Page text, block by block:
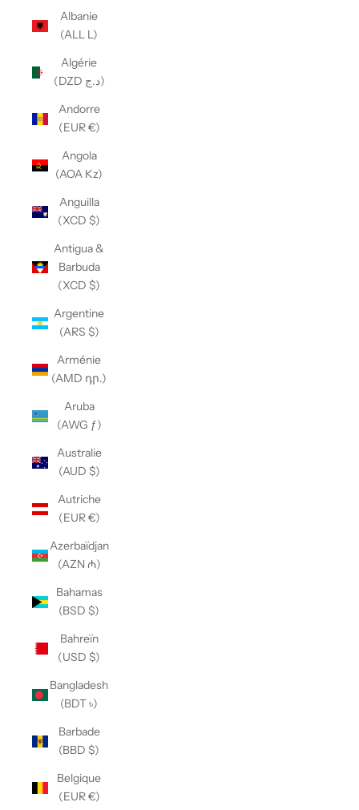
Albanie
(ALL L)
Algérie
(DZD د.ج)
Andorre
(EUR €)
Angola
(AOA Kz)
Anguilla
(XCD $)
Antigua &
Barbuda
(XCD $)
Argentine
(ARS $)
Arménie
(AMD դր.)
Aruba
(AWG ƒ)
Australie
(AUD $)
Autriche
(EUR €)
Azerbaïdjan
(AZN ₼)
Bahamas
(BSD $)
Bahreïn
(USD $)
Bangladesh
(BDT ৳)
Barbade
(BBD $)
Belgique
(EUR €)